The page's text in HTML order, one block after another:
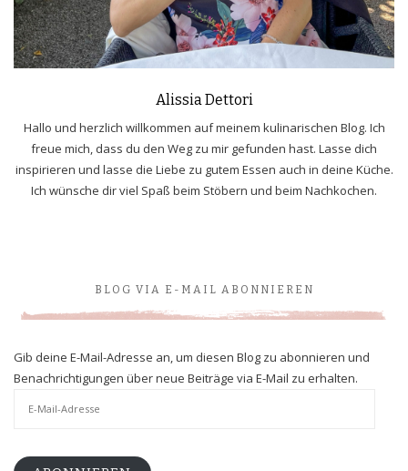
Alissia Dettori
Hallo und herzlich willkommen auf meinem kulinarischen Blog. Ich
freue mich, dass du den Weg zu mir gefunden hast. Lasse dich
inspirieren und lasse die Liebe zu gutem Essen auch in deine Küche.
Ich wünsche dir viel Spaß beim Stöbern und beim Nachkochen.
BLOG VIA E-MAIL ABONNIEREN
Gib deine E-Mail-Adresse an, um diesen Blog zu abonnieren und
Benachrichtigungen über neue Beiträge via E-Mail zu erhalten.